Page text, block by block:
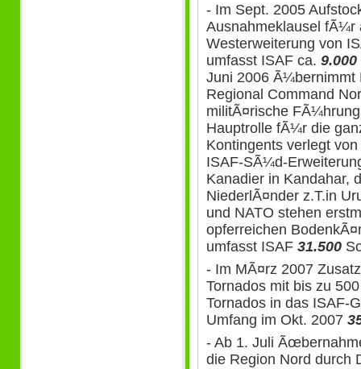
- Im Sept. 2005
Ausnahmeklausel fÃ¼r
Westerweiterung von
umfasst ISAF ca. 9.000
Juni 2006 Ã¼bernimmt
Regional Command
militÃ¤rische
Hauptrolle fÃ¼r die
Kontingents verlegt
ISAF-SÃ¼d-
Kanadier in Kandahar,
NiederlÃ¤nder z.T.in
und NATO stehen
opferreichen
umfasst ISAF 31.500
- Im MÃ¤rz 2007
Tornados mit bis zu
Tornados in das ISAF-
Umfang im Okt. 2007
- Ab 1. Juli
die Region Nord durch